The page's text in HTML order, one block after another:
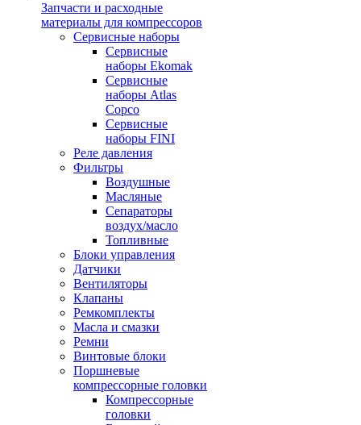
Запчасти и расходные
материалы для компрессоров
Cервисные наборы
Сервисные
наборы Ekomak
Cервисные
наборы Atlas
Copco
Сервисные
наборы FINI
Реле давления
Фильтры
Воздушные
Масляные
Сепараторы
воздух/масло
Топливные
Блоки управления
Датчики
Вентиляторы
Клапаны
Ремкомплекты
Масла и смазки
Ремни
Винтовые блоки
Поршневые
компрессорные головки
Компрессорные
головки